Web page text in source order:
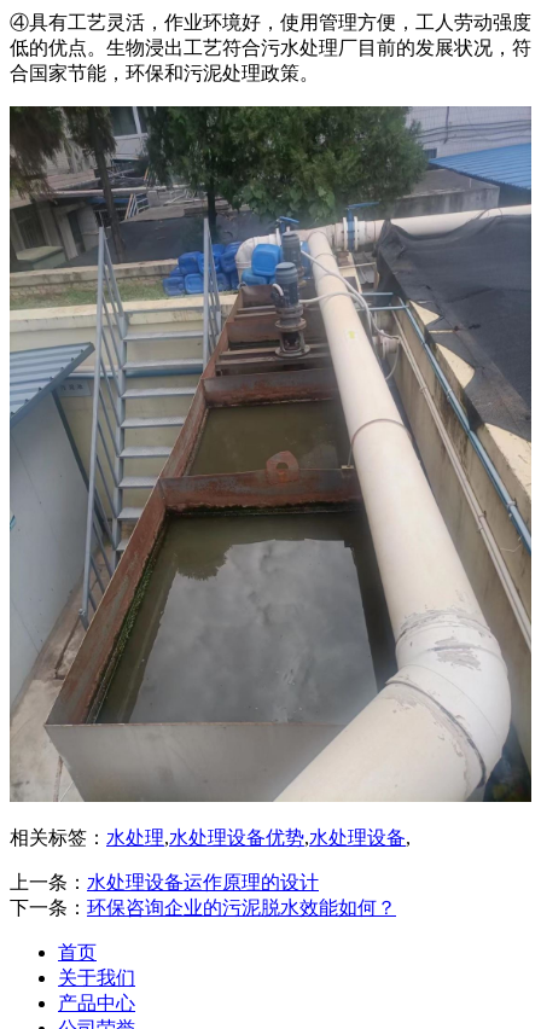
④具有工艺灵活，作业环境好，使用管理方便，工人劳动强度
低的优点。生物浸出工艺符合污水处理厂目前的发展状况，符
合国家节能，环保和污泥处理政策。
相关标签： 水处理,水处理设备优势,水处理设备,
上一条： 水处理设备运作原理的设计
下一条： 环保咨询企业的污泥脱水效能如何？
首页
关于我们
产品中心